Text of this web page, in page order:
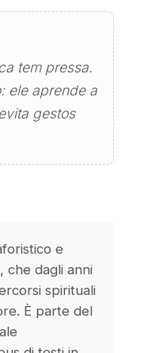
tem pressa.
ele aprende a
gestos
e
che dagli anni
spirituali
È parte del